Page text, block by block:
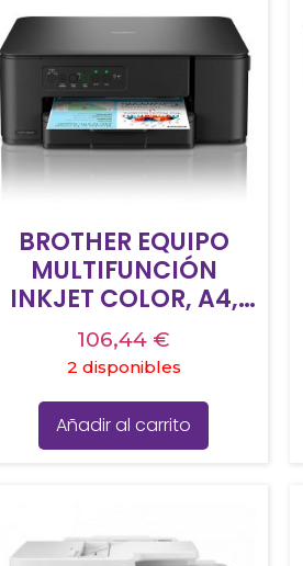
BROTHER EQUIPO
MULTIFUNCIÓN
INKJET COLOR, A4,
WIFI – DCPJ1260WE
106,44 €
2 disponibles
Añadir al carrito